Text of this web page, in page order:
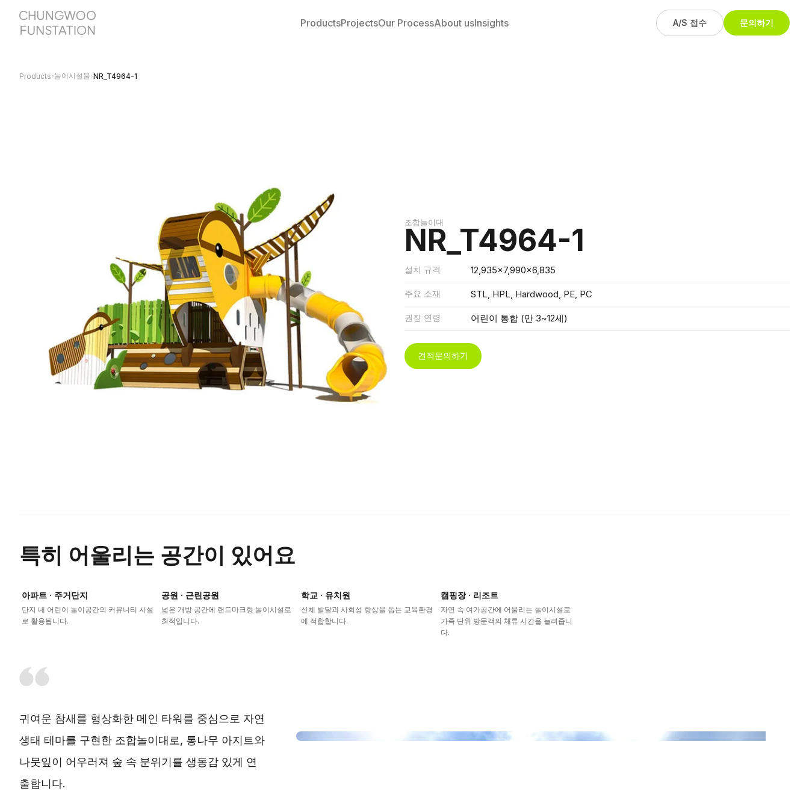
ProductsProjectsOur ProcessAbout usInsights A/S 접수 문의하기
Products›놀이시설물›NR_T4964-1
조합놀이대
NR_T4964-1
설치 규격 12,935x7,990x6,835
주요 소재 STL, HPL, Hardwood, PE, PC
권장 연령 어린이 통합 (만 3~12세)
견적문의하기
특히 어울리는 공간이 있어요
아파트 · 주거단지
단지 내 어린이 놀이공간의 커뮤니티 시설
로 활용됩니다.
공원 · 근린공원
넓은 개방 공간에 랜드마크형 놀이시설로
최적입니다.
학교 · 유치원
신체 발달과 사회성 향상을 돕는 교육환경
에 적합합니다.
캠핑장 · 리조트
자연 속 여가공간에 어울리는 놀이시설로
가족 단위 방문객의 체류 시간을 늘려줍니
다.
귀여운 참새를 형상화한 메인 타워를 중심으로 자연
생태 테마를 구현한 조합놀이대로, 통나무 아지트와
나뭇잎이 어우러져 숲 속 분위기를 생동감 있게 연
출합니다.